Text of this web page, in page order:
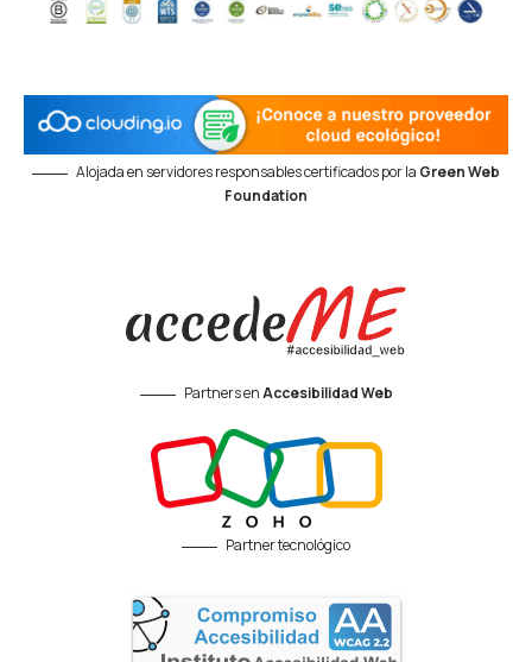
Alojada en servidores responsables certificados por la Green Web
Foundation
Partners enAccesibilidad Web
Partner tecnológico